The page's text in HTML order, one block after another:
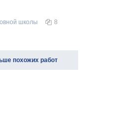
школы 8
похожих работ